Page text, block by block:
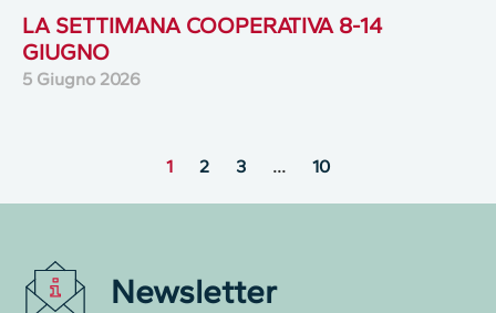
LA SETTIMANA COOPERATIVA 8-14
GIUGNO
5 Giugno 2026
1 2 3 … 10
Newsletter